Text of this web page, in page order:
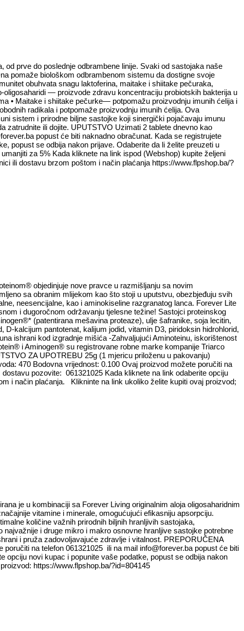
prve do poslednje odbrambene linije. Svaki od sastojaka naše
pomaže biološkom odbrambenom sistemu da dostigne svoje
obuhvata snagu laktoferina, maitake i shiitake pečuraka,
— proizvode zdravu koncentraciju probiotskih bakterija u
• Maitake i shiitake pečurke— potpomažu proizvodnju imunih ćelija i
radikala i potpomaže proizvodnju imunih ćelija. Ova
sistem i prirodne biljne sastojke koji sinergički pojačavaju imunu
zatrudnite ili dojite. UPUTSTVO Uzimati 2 tablete dnevno kao
popust će biti naknadno obračunat. Kada se registrujete
popust se odbija nakon prijave. Odaberite da li želite preuzeti u
za 5% Kada kliknete na link ispod (Webshop) kupite željeni
ili dostavu brzom poštom i način plaćanja https://www.flpshop.ba/?
objedinjuje nove pravce u razmišljanju sa novim
sa obranim mlijekom kao što stoji u uputstvu, obezbjeđuju svih
neesencijalne, kao i aminokiseline razgranatog lanca. Forever Lite
i dugoročnom održavanju tjelesne težine! Sastojci proteinskog
(patentirana mešavina proteaze), ulje šafranike, soja lecitin,
kalcijum pantotenat, kalijum jodid, vitamin D3, piridoksin hidrohlorid,
ishrani kod izgradnje mišića -Zahvaljujući Aminoteinu, iskorištenost
i Aminogen® su registrovane robne marke kompanije Triarco
ZA UPOTREBU 25g (1 mjericu priloženu u pakovanju)
470 Bodovna vrijednost: 0.100 Ovaj proizvod možete poručiti na
pozovite: 061321025 Kada kliknete na link odaberite opciju
i način plaćanja. Klikninte na link ukoliko želite kupiti ovaj proizvod;
je u kombinaciji sa Forever Living originalnim aloja oligosaharidnim
vitamine i minerale, omogućujući efikasniju apsorpciju.
količine važnih prirodnih biljnih hranljivih sastojaka,
i druge mikro i makro osnovne hranljive sastojke potrebne
i pruža zadovoljavajuće zdravlje i vitalnost. PREPORUČENA
na telefon 061321025 ili na mail info@forever.ba popust će biti
opciju novi kupac i popunite vaše podatke, popust se odbija nakon
https://www.flpshop.ba/?id=804145